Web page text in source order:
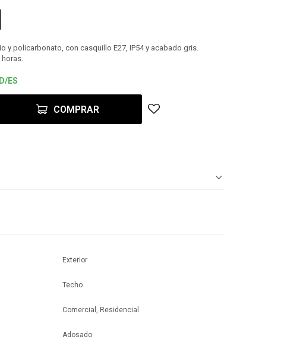
y policarbonato, con casquillo E27, IP54 y acabado gris.
horas.
ES
COMPRAR
Exterior
Techo
Comercial, Residencial
Adosado